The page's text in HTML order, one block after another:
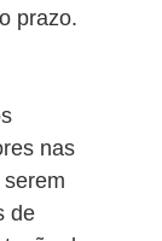
prazo.
nas
de